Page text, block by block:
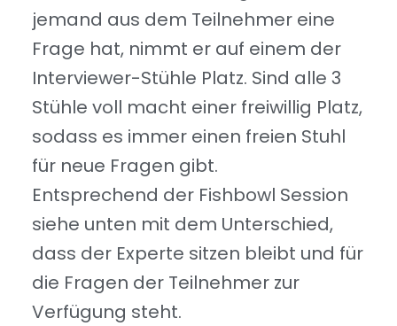
jemand aus dem Teilnehmer eine
Frage hat, nimmt er auf einem der
Interviewer-Stühle Platz. Sind alle 3
Stühle voll macht einer freiwillig Platz,
sodass es immer einen freien Stuhl
für neue Fragen gibt.
Entsprechend der Fishbowl Session
siehe unten mit dem Unterschied,
dass der Experte sitzen bleibt und für
die Fragen der Teilnehmer zur
Verfügung steht.